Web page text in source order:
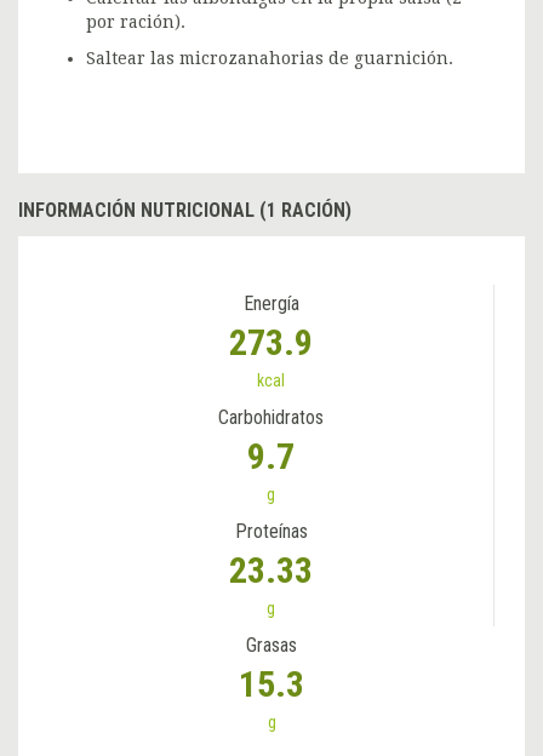
por ración).
Saltear las microzanahorias de guarnición.
INFORMACIÓN NUTRICIONAL (1 RACIÓN)
Energía
273.9
kcal
Carbohidratos
9.7
g
Proteínas
23.33
g
Grasas
15.3
g